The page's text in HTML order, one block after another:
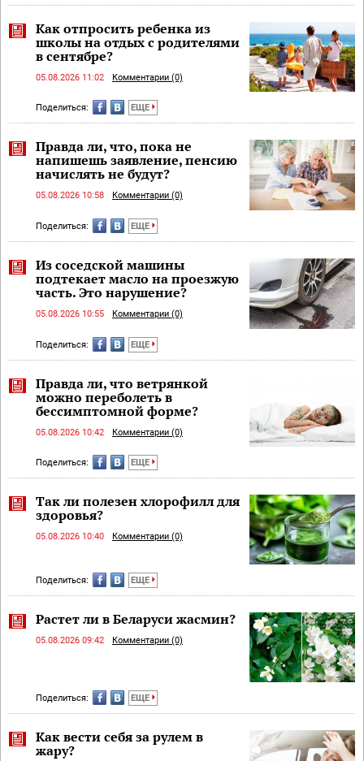
Как отпросить ребенка из
школы на отдых с родителями
в сентябре?
05.08.2026 11:02 Комментарии (0)
Поделиться: ЕЩЕ
Правда ли, что, пока не
напишешь заявление, пенсию
начислять не будут?
05.08.2026 10:58 Комментарии (0)
Поделиться: ЕЩЕ
Из соседской машины
подтекает масло на проезжую
часть. Это нарушение?
05.08.2026 10:55 Комментарии (0)
Поделиться: ЕЩЕ
Правда ли, что ветрянкой
можно переболеть в
бессимптомной форме?
05.08.2026 10:42 Комментарии (0)
Поделиться: ЕЩЕ
Так ли полезен хлорофилл для
здоровья?
05.08.2026 10:40 Комментарии (0)
Поделиться: ЕЩЕ
Растет ли в Беларуси жасмин?
05.08.2026 09:42 Комментарии (0)
Поделиться: ЕЩЕ
Как вести себя за рулем в
жару?